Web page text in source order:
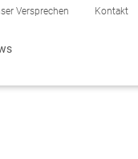
Versprechen Kontakt